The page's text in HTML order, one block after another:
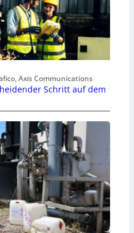
Axis Communications
Schritt auf dem